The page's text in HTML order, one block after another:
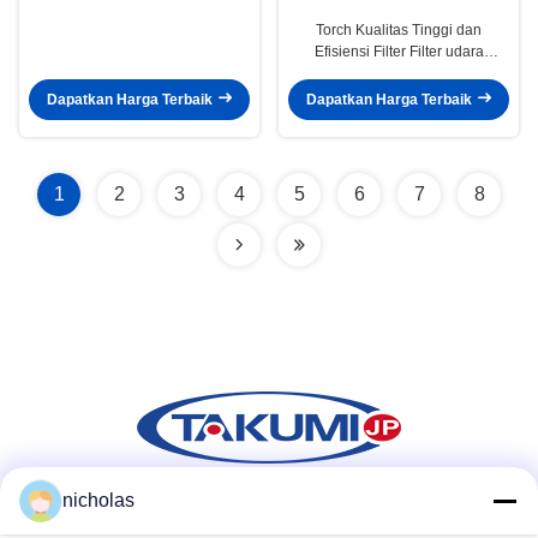
Dapatkan Harga Terbaik
Torch Kualitas Tinggi dan
Efisiensi Filter Filter udara
0Y050 untuk mobil -- 17801-
Dapatkan Harga Terbaik
1 2 3 4 5 6 7 8
nicholas